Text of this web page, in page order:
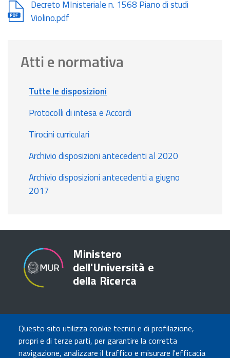
Questo sito utilizza cookie tecnici e di profilazione,
propri e di terze parti, per garantire la corretta
navigazione, analizzare il traffico e misurare l'efficacia
Decreto MInisteriale n. 1568 Piano di studi
Violino.pdf
Atti e normativa
Tutte le disposizioni
Protocolli di intesa e Accordi
Tirocini curriculari
Archivio disposizioni antecedenti al 2020
Archivio disposizioni antecedenti a giugno
2017
Ministero
dell'Università e
della Ricerca
TRASPARENZA
Amministrazione Trasparente
Atti di notifica